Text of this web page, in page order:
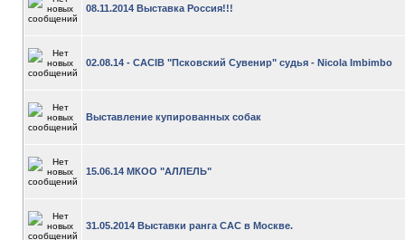
08.11.2014 Выставка Россия!!!
02.08.14 - CACIB "Псковский Сувенир" судья - Nicola Imbimbo
Выставление купированных собак
15.06.14 МКОО "АЛЛЕЛЬ"
31.05.2014 Выставки ранга САС в Москве.